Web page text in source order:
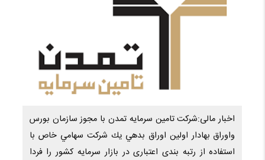
با
رتبه
بندی
اعتباری
در
سرمایه
اخبار مالی:شرکت تامین سرمایه تمدن با مجوز سازمان بورس
واوراق بهادار اولین اوراق بدهي يك شركت سهامي خاص با
استفاده از رتبه بندی اعتباری در بازار سرمایه کشور را فردا